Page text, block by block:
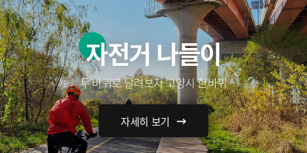
자전거 나들이
두 바퀴로 달려보자 고양시 한바퀴
자세히 보기